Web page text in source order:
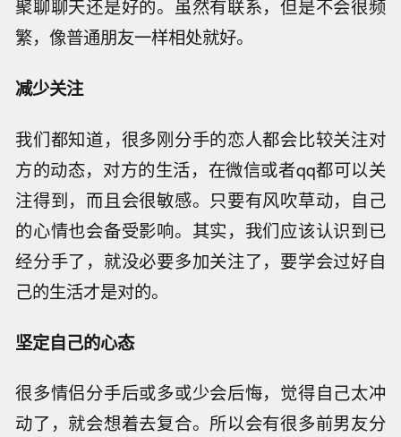
聚聊聊天还是好的。虽然有联系，但是不会很频
繁，像普通朋友一样相处就好。
减少关注
我们都知道，很多刚分手的恋人都会比较关注对
方的动态，对方的生活，在微信或者qq都可以关
注得到，而且会很敏感。只要有风吹草动，自己
的心情也会备受影响。其实，我们应该认识到已
经分手了，就没必要多加关注了，要学会过好自
己的生活才是对的。
坚定自己的心态
很多情侣分手后或多或少会后悔，觉得自己太冲
动了，就会想着去复合。所以会有很多前男友分